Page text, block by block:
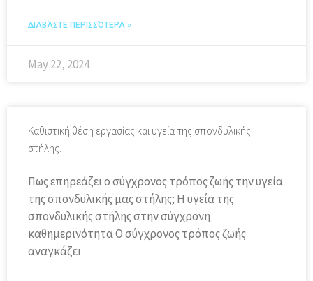
ΔΙΑΒΆΣΤΕ ΠΕΡΙΣΣΌΤΕΡΑ »
May 22, 2024
Καθιστική θέση εργασίας και υγεία της σπονδυλικής
στήλης.
Πως επηρεάζει ο σύγχρονος τρόπος ζωής την υγεία
της σπονδυλικής μας στήλης; Η υγεία της
σπονδυλικής στήλης στην σύγχρονη
καθημερινότητα Ο σύγχρονος τρόπος ζωής
αναγκάζει